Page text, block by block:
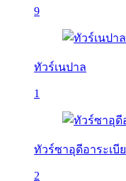
9
ทัวร์เนปาล
1
ทัวร์ซาอุดีอาระเบีย
2